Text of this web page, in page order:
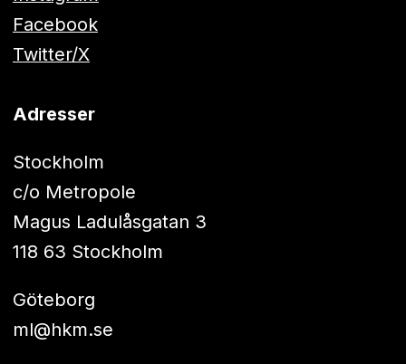
Facebook
Twitter/X
Adresser
Stockholm
c/o Metropole
Magus Ladulåsgatan 3
118 63 Stockholm
Göteborg
ml@hkm.se